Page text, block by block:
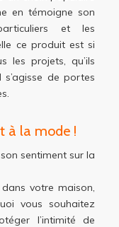
en témoigne son
et les
ce produit est si
les projets, qu’ils
de portes
à la mode !
sentiment sur la
votre maison,
vous souhaitez
l’intimité de